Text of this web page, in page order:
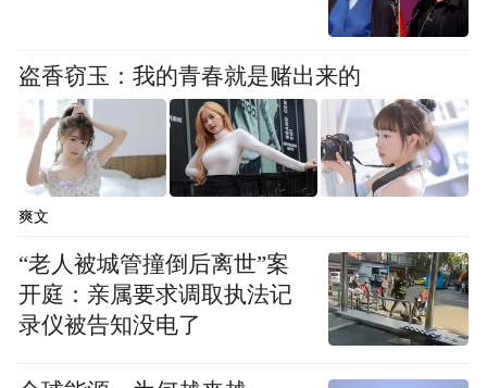
盗香窃玉：我的青春就是赌出来的
爽文
“老人被城管撞倒后离世”案
开庭：亲属要求调取执法记
录仪被告知没电了